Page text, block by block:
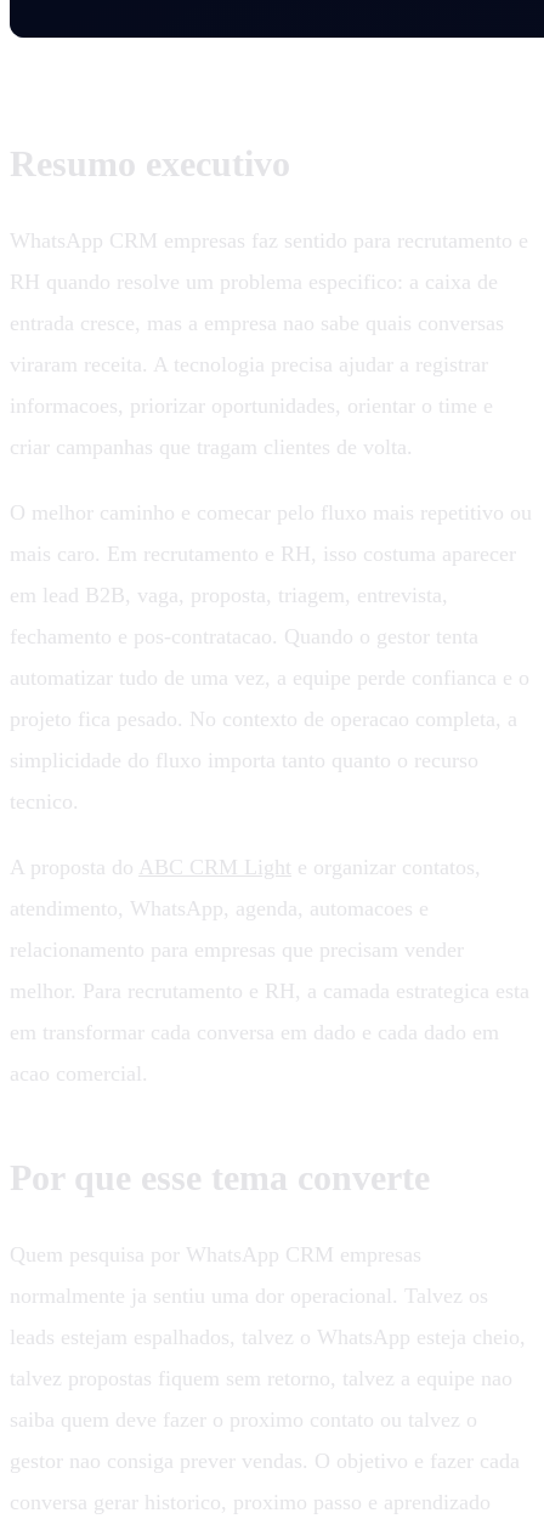
Resumo executivo
WhatsApp CRM empresas faz sentido para recrutamento e
RH quando resolve um problema especifico: a caixa de
entrada cresce, mas a empresa nao sabe quais conversas
viraram receita. A tecnologia precisa ajudar a registrar
informacoes, priorizar oportunidades, orientar o time e
criar campanhas que tragam clientes de volta.
O melhor caminho e comecar pelo fluxo mais repetitivo ou
mais caro. Em recrutamento e RH, isso costuma aparecer
em lead B2B, vaga, proposta, triagem, entrevista,
fechamento e pos-contratacao. Quando o gestor tenta
automatizar tudo de uma vez, a equipe perde confianca e o
projeto fica pesado. No contexto de operacao completa, a
simplicidade do fluxo importa tanto quanto o recurso
tecnico.
A proposta do ABC CRM Light e organizar contatos,
atendimento, WhatsApp, agenda, automacoes e
relacionamento para empresas que precisam vender
melhor. Para recrutamento e RH, a camada estrategica esta
em transformar cada conversa em dado e cada dado em
acao comercial.
Por que esse tema converte
Quem pesquisa por WhatsApp CRM empresas
normalmente ja sentiu uma dor operacional. Talvez os
leads estejam espalhados, talvez o WhatsApp esteja cheio,
talvez propostas fiquem sem retorno, talvez a equipe nao
saiba quem deve fazer o proximo contato ou talvez o
gestor nao consiga prever vendas. O objetivo e fazer cada
conversa gerar historico, proximo passo e aprendizado